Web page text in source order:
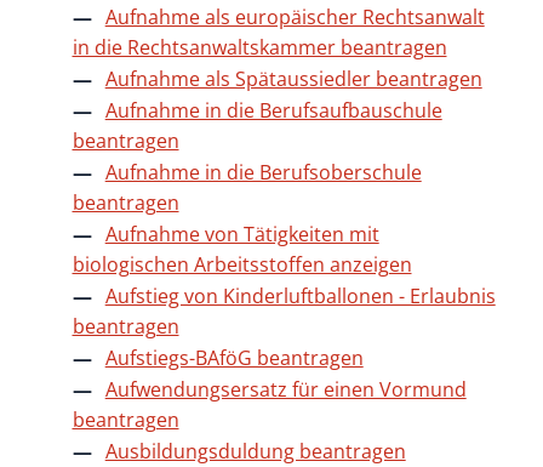
Aufnahme als europäischer Rechtsanwalt
in die Rechtsanwaltskammer beantragen
Aufnahme als Spätaussiedler beantragen
Aufnahme in die Berufsaufbauschule
beantragen
Aufnahme in die Berufsoberschule
beantragen
Aufnahme von Tätigkeiten mit
biologischen Arbeitsstoffen anzeigen
Aufstieg von Kinderluftballonen - Erlaubnis
beantragen
Aufstiegs-BAföG beantragen
Aufwendungsersatz für einen Vormund
beantragen
Ausbildungsduldung beantragen